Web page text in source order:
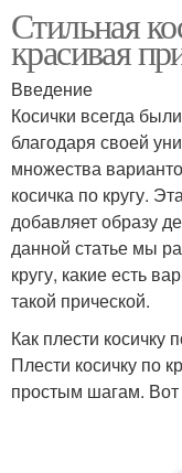
Стильная
красивая
Введение
Косички всегда
благодаря своей
множества
косичка по кругу.
добавляет образу
данной статье мы
кругу, какие есть
такой прической.
Как плести косичку
Плести косичку по
простым шагам. Вот